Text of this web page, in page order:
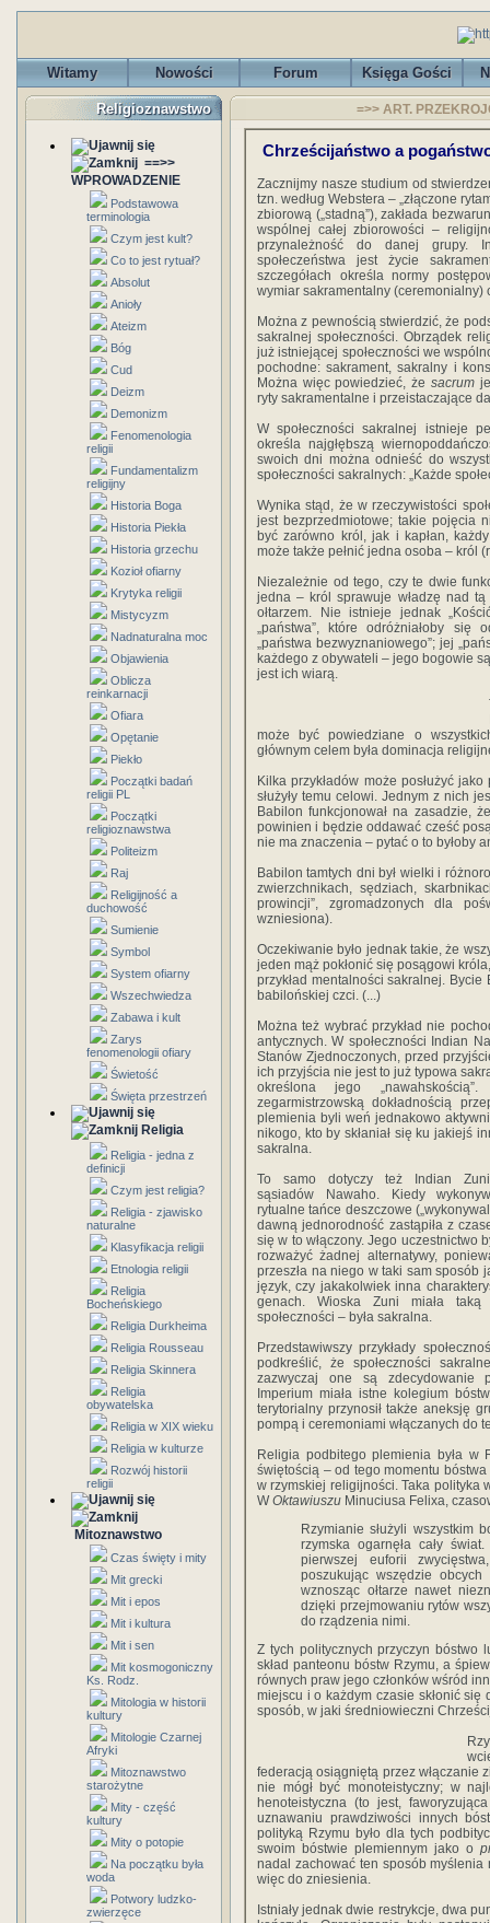
Witamy Nowości Forum Księga Gości
Religioznawstwo
==>>
WPROWADZENIE
Podstawowa
terminologia
Czym jest kult?
Co to jest rytuał?
Absolut
Anioły
Ateizm
Bóg
Cud
Deizm
Demonizm
Fenomenologia
religii
Fundamentalizm
religijny
Historia Boga
Historia Piekła
Historia grzechu
Kozioł ofiarny
Krytyka religii
Mistycyzm
Nadnaturalna moc
Objawienia
Oblicza
reinkarnacji
Ofiara
Opętanie
Piekło
Początki badań
religii PL
Początki
religioznawstwa
Politeizm
Raj
Religijność a
duchowość
Sumienie
Symbol
System ofiarny
Wszechwiedza
Zabawa i kult
Zarys
fenomenologii ofiary
Świetość
Święta przestrzeń
Religia
Religia - jedna z
definicji
Czym jest religia?
Religia - zjawisko
naturalne
Klasyfikacja religii
Etnologia religii
Religia
Bocheńskiego
Religia Durkheima
Religia Rousseau
Religia Skinnera
Religia
obywatelska
Religia w XIX wieku
Religia w kulturze
Rozwój historii
religii
Mitoznawstwo
Czas święty i mity
Mit grecki
Mit i epos
Mit i kultura
Mit i sen
Mit kosmogoniczny
Ks. Rodz.
Mitologia w historii
kultury
Mitologie Czarnej
Afryki
Mitoznawstwo
starożytne
Mity - część
kultury
Mity o potopie
Na początku była
woda
Potwory ludzko-
zwierzęce
=>> ART.
Chrześcijaństwo a
Zacznijmy nasze studium od
tzn. według Webstera – „złączone
zbiorową („stadną”), zakłada
wspólnej całej zbiorowości –
przynależność do danej grupy.
społeczeństwa jest życie
szczegółach określa normy
wymiar sakramentalny (ceremonialny)
Można z pewnością stwierdzić, że
sakralnej społeczności. Obrządek
już istniejącej społeczności we
pochodne: sakrament, sakralny i
Można więc powiedzieć, że sacrum
ryty sakramentalne i przeistaczające
W społeczności sakralnej istnieje
określa najgłębszą
swoich dni można odnieść do
społeczności sakralnych: „Każde
Wynika stąd, że w rzeczywistości
jest bezprzedmiotowe; takie pojęcia
być zarówno król, jak i kapłan,
może także pełnić jedna osoba – król
Niezależnie od tego, czy te dwie
jedna – król sprawuje władzę nad
ołtarzem. Nie istnieje jednak
„państwa”, które odróżniałoby się
„państwa bezwyznaniowego”; jej
każdego z obywateli – jego bogowie
jest ich wiarą.
może być powiedziane o
głównym celem była dominacja
Kilka przykładów może posłużyć
służyły temu celowi. Jednym z nich
Babilon funkcjonował na zasadzie,
powinien i będzie oddawać cześć
nie ma znaczenia – pytać o to byłoby
Babilon tamtych dni był wielki i
zwierzchnikach, sędziach,
prowincji”, zgromadzonych dla
wzniesiona).
Oczekiwanie było jednak takie, że
jeden mąż pokłonić się posągowi
przykład mentalności sakralnej. Bycie
babilońskiej czci. (...)
Można też wybrać przykład nie
antycznych. W społeczności Indian
Stanów Zjednoczonych, przed
ich przyjścia nie jest to już typowa
określona jego
zegarmistrzowską dokładnością
plemienia byli weń jednakowo
nikogo, kto by skłaniał się ku jakiejś
sakralna.
To samo dotyczy też Indian
sąsiadów Nawaho. Kiedy
rytualne tańce deszczowe
dawną jednorodność zastąpiła z
się w to włączony. Jego uczestnictwo
rozważyć żadnej alternatywy,
przeszła na niego w taki sam sposób
język, czy jakakolwiek inna
genach. Wioska Zuni miała taką
społeczności – była sakralna.
Przedstawiwszy przykłady
podkreślić, że społeczności
zazwyczaj one są zdecydowanie
Imperium miała istne kolegium
terytorialny przynosił także aneksję
pompą i ceremoniami włączanych do
Religia podbitego plemienia była w
świętością – od tego momentu
w rzymskiej religijności. Taka polityka
WOktawiuszu Minuciusa Felixa,
Rzymianie służyli wszystkim
rzymska ogarnęła cały
pierwszej euforii
poszukując wszędzie
wznosząc ołtarze nawet
dzięki przejmowaniu rytów
do rządzenia nimi.
Z tych politycznych przyczyn bóstwo
skład panteonu bóstw Rzymu, a
równych praw jego członków wśród
miejscu i o każdym czasie skłonić
sposób, w jaki średniowieczni
federacją osiągniętą przez włączanie
nie mógł być monoteistyczny; w
henoteistyczna (to jest,
uznawaniu prawdziwości innych
polityką Rzymu było dla tych
swoim bóstwie plemiennym jako o
nadal zachować ten sposób myślenia
więc do zniesienia.
Istniały jednak dwie restrykcje, dwa